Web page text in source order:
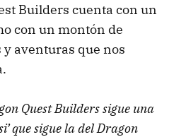
Builders cuenta con un
con un montón de
aventuras que nos
Quest Builders sigue una
que sigue la del Dragon